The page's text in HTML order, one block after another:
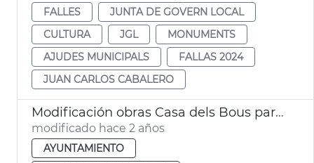
FALLES
JUNTA DE GOVERN LOCAL
CULTURA
JGL
MONUMENTS
AJUDES MUNICIPALS
FALLAS 2024
JUAN CARLOS CABALERO
Modificación obras Casa dels Bous para albergar Museo del Mar
modificado hace 2 años
AYUNTAMIENTO